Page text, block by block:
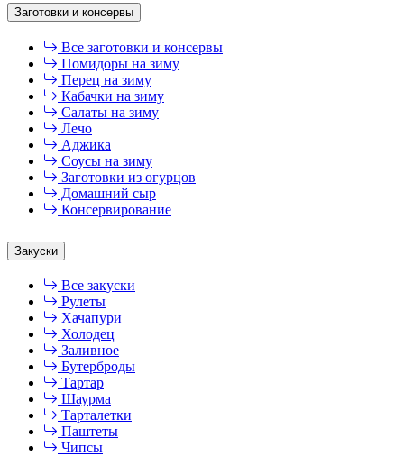
Заготовки и консервы
Все заготовки и консервы
Помидоры на зиму
Перец на зиму
Кабачки на зиму
Салаты на зиму
Лечо
Аджика
Соусы на зиму
Заготовки из огурцов
Домашний сыр
Консервирование
Закуски
Все закуски
Рулеты
Хачапури
Холодец
Заливное
Бутерброды
Тартар
Шаурма
Тарталетки
Паштеты
Чипсы